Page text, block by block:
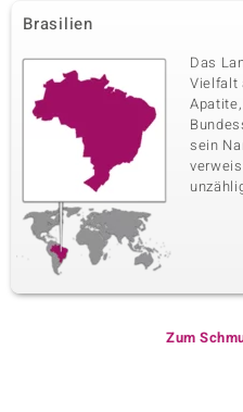
Brasilien
Das
Vielfalt
sein
Zum